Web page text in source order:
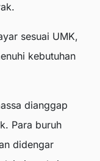
sesuai UMK,
kebutuhan
dianggap
Para buruh
didengar